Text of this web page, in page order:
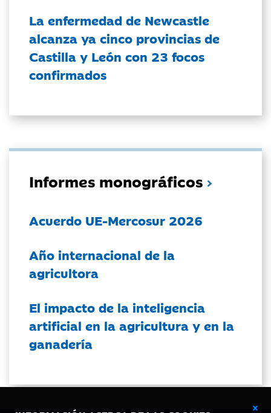
La enfermedad de Newcastle
alcanza ya cinco provincias de
Castilla y León con 23 focos
confirmados
Informes monográficos
Acuerdo UE-Mercosur 2026
Año internacional de la
agricultora
El impacto de la inteligencia
artificial en la agricultura y en la
ganadería